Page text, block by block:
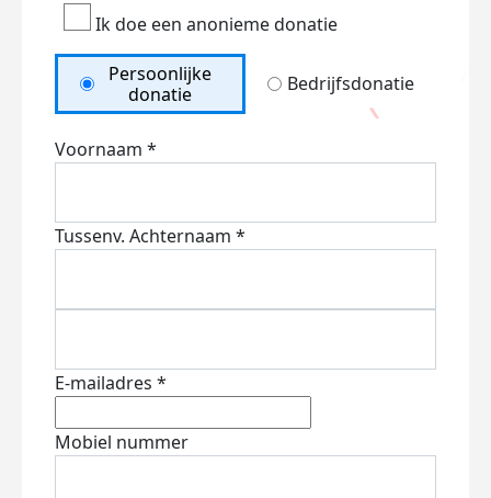
Ik doe een anonieme donatie
Persoonlijke
donatie
Bedrijfsdonatie
Voornaam *
Tussenv. Achternaam *
E-mailadres *
Mobiel nummer